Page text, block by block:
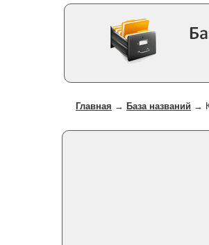
Главная → База названий →